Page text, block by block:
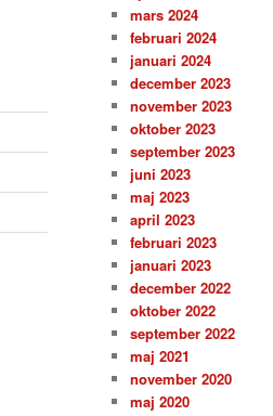
mars 2024
februari 2024
januari 2024
december 2023
november 2023
oktober 2023
september 2023
juni 2023
maj 2023
april 2023
februari 2023
januari 2023
december 2022
oktober 2022
september 2022
maj 2021
november 2020
maj 2020